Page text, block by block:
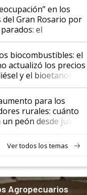
en los
Gran Rosario por
el
de las
en tensión tras
de fuerza de los
biocombustibles: el
actualizó los precios
y el bioetanol
para los
rurales: cuánto
peón desde julio
Ver todos los temas
Agropecuarios